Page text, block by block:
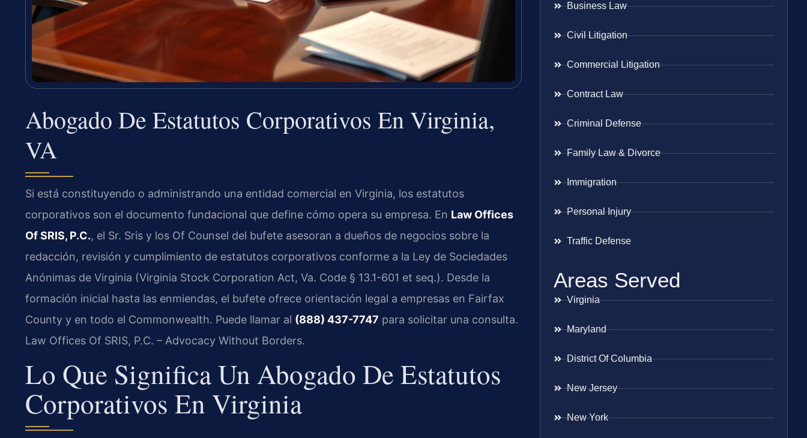
Abogado De Estatutos Corporativos En Virginia,
VA
Si está constituyendo o administrando una entidad comercial en Virginia, los estatutos
corporativos son el documento fundacional que define cómo opera su empresa. En Law Offices
Of SRIS, P.C., el Sr. Sris y los Of Counsel del bufete asesoran a dueños de negocios sobre la
redacción, revisión y cumplimiento de estatutos corporativos conforme a la Ley de Sociedades
Anónimas de Virginia (Virginia Stock Corporation Act, Va. Code § 13.1-601 et seq.). Desde la
formación inicial hasta las enmiendas, el bufete ofrece orientación legal a empresas en Fairfax
County y en todo el Commonwealth. Puede llamar al (888) 437-7747 para solicitar una consulta.
Law Offices Of SRIS, P.C. – Advocacy Without Borders.
Lo Que Significa Un Abogado De Estatutos
Corporativos En Virginia
Business Law
Civil Litigation
Commercial Litigation
Contract Law
Criminal Defense
Family Law & Divorce
Immigration
Personal Injury
Traffic Defense
Areas Served
Virginia
Maryland
District Of Columbia
New Jersey
New York